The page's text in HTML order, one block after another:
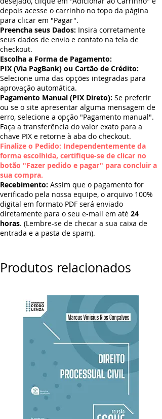
depois acesse o carrinho no topo da página
para clicar em "Pagar".
Preencha seus Dados: Insira corretamente
seus dados de envio e contato na tela de
checkout.
Escolha a Forma de Pagamento:
PIX (Via PagBank) ou Cartão de Crédito:
Selecione uma das opções integradas para
aprovação automática.
Pagamento Manual (PIX Direto): Se preferir
ou se o site apresentar alguma mensagem de
erro, selecione a opção "Pagamento manual".
Faça a transferência do valor exato para a
chave PIX e retorne à aba do checkout.
Finalize o Pedido: Independentemente da
forma escolhida, certifique-se de clicar no
botão "Fazer pedido e pagar" para concluir a
sua compra.
Recebimento: Assim que o pagamento for
verificado pela nossa equipe, o arquivo 100%
digital em formato PDF será enviado
diretamente para o seu e-mail em até 24
horas. (Lembre-se de checar a sua caixa de
entrada e a pasta de spam).
Produtos relacionados